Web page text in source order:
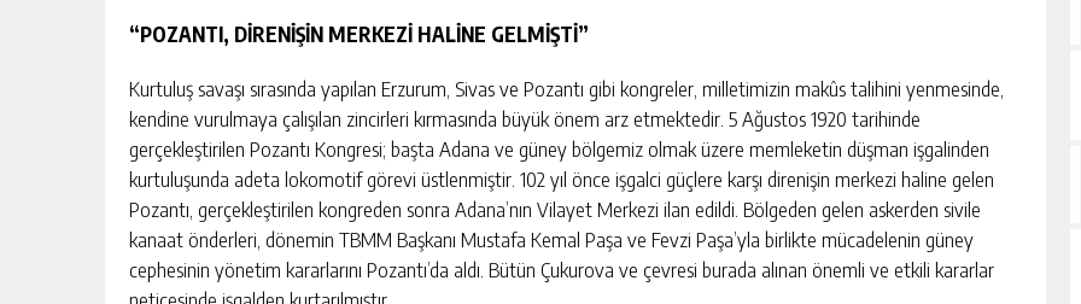
“POZANTI, DİRENİŞİN MERKEZİ HALİNE GELMİŞTİ”
Kurtuluş savaşı sırasında yapılan Erzurum, Sivas ve Pozantı gibi kongreler, milletimizin makûs talihini yenmesinde,
kendine vurulmaya çalışılan zincirleri kırmasında büyük önem arz etmektedir. 5 Ağustos 1920 tarihinde
gerçekleştirilen Pozantı Kongresi; başta Adana ve güney bölgemiz olmak üzere memleketin düşman işgalinden
kurtuluşunda adeta lokomotif görevi üstlenmiştir. 102 yıl önce işgalci güçlere karşı direnişin merkezi haline gelen
Pozantı, gerçekleştirilen kongreden sonra Adana’nın Vilayet Merkezi ilan edildi. Bölgeden gelen askerden sivile
kanaat önderleri, dönemin TBMM Başkanı Mustafa Kemal Paşa ve Fevzi Paşa’yla birlikte mücadelenin güney
cephesinin yönetim kararlarını Pozantı’da aldı. Bütün Çukurova ve çevresi burada alınan önemli ve etkili kararlar